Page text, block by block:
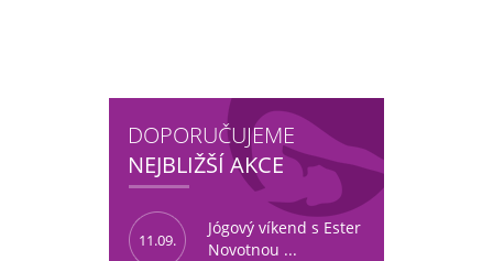
DOPORUČUJEME
NEJBLIŽŠÍ AKCE
11.09.
Jógový víkend s Ester
Novotnou ...